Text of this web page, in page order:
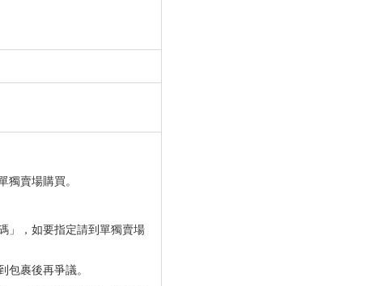
賣場購買。
」，如要指定請到單獨賣場
裹後再爭議。